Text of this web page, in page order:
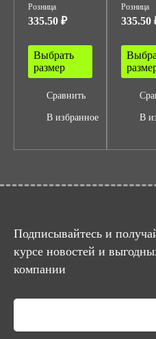
Розница
335.50 ₽
Выбрать
размер
Сравнить
В избранное
Розница
335.50
В
Подписывайтесь и
курсе новостей и
компании